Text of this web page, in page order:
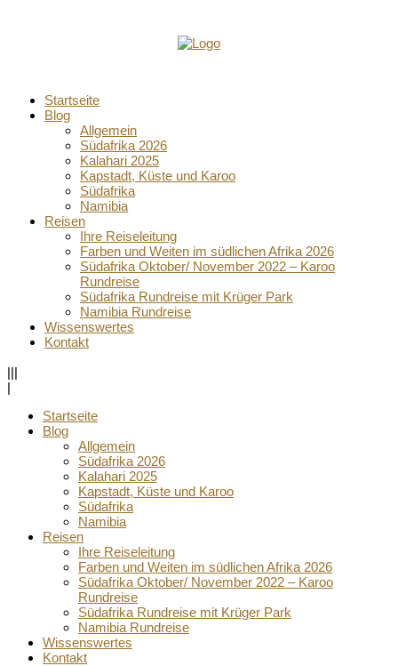
Startseite
Blog
Allgemein
Südafrika 2026
Kalahari 2025
Kapstadt, Küste und Karoo
Südafrika
Namibia
Reisen
Ihre Reiseleitung
Farben und Weiten im südlichen Afrika 2026
Südafrika Oktober/ November 2022 – Karoo
Rundreise
Südafrika Rundreise mit Krüger Park
Namibia Rundreise
Wissenswertes
Kontakt
|||
|
Startseite
Blog
Allgemein
Südafrika 2026
Kalahari 2025
Kapstadt, Küste und Karoo
Südafrika
Namibia
Reisen
Ihre Reiseleitung
Farben und Weiten im südlichen Afrika 2026
Südafrika Oktober/ November 2022 – Karoo
Rundreise
Südafrika Rundreise mit Krüger Park
Namibia Rundreise
Wissenswertes
Kontakt